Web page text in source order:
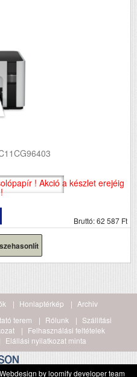
! Akció a készlet erejéig
!
Bruttó: 62 587 Ft
Honlaptérkép
Archiv
terem Rólunk
Szállítási
Felhasználási feltételek
Elállási nyilatkozat minta
Webdesign by loomify developer team